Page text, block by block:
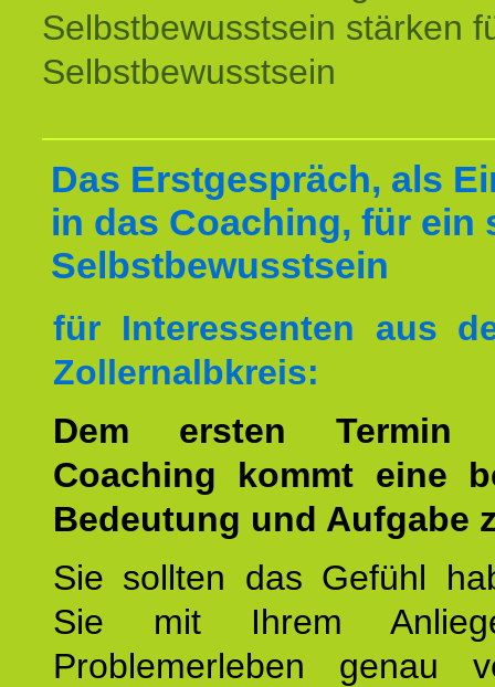
Selbstbewusstsein stärken
Selbstbewusstsein
Das Erstgespräch, als
in das Coaching, für ein
Selbstbewusstsein
für Interessenten aus
Zollernalbkreis:
Dem ersten
Coaching kommt eine
Bedeutung und Aufgabe
Sie sollten das Gefühl
Sie mit Ihrem
Problemerleben genau